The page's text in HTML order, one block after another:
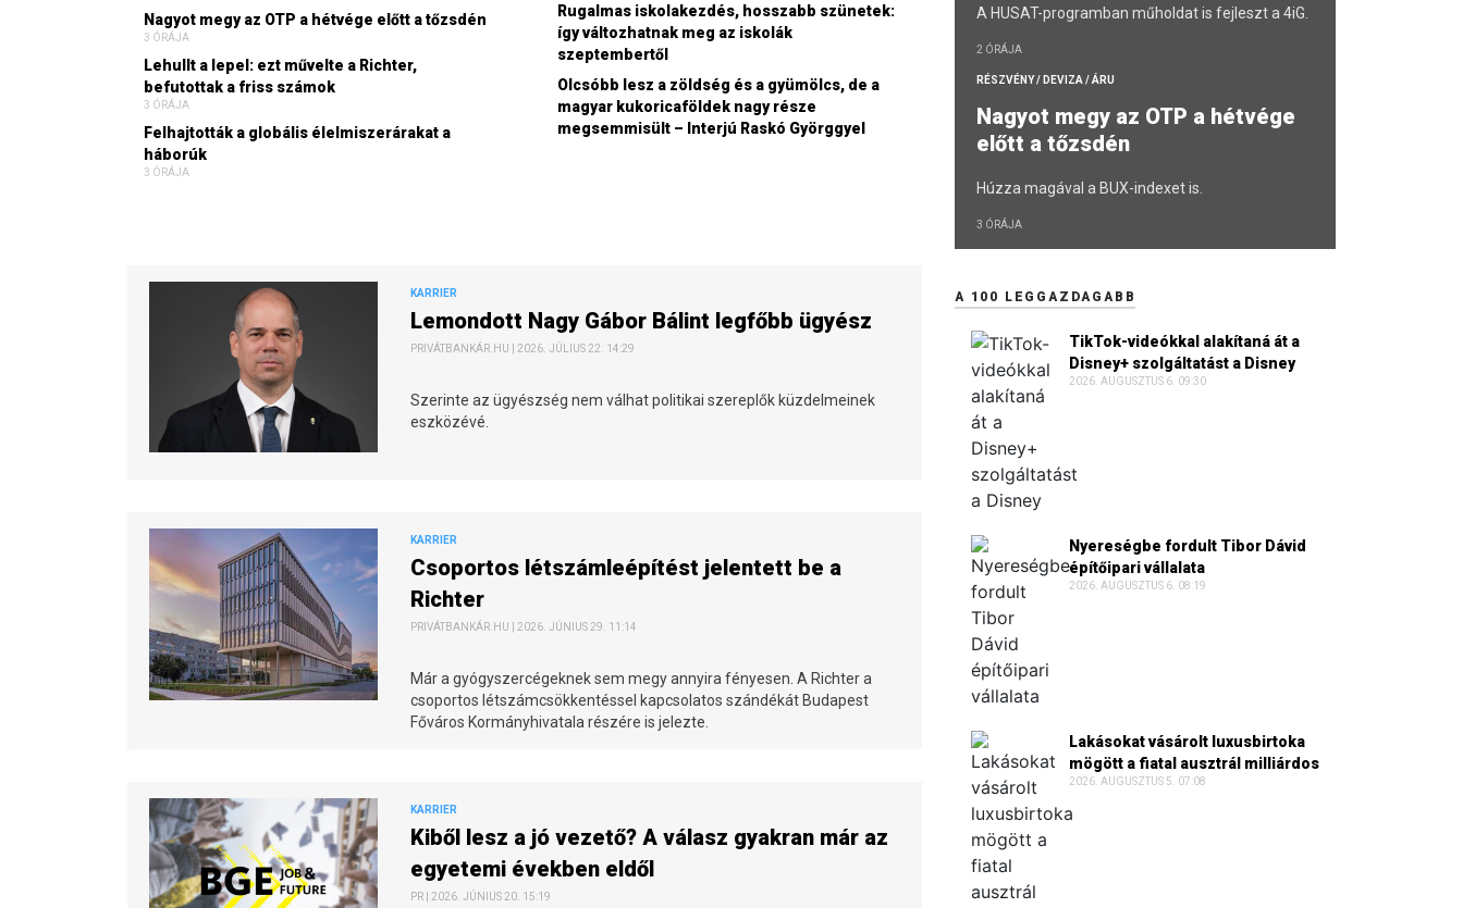
Nagyot megy az OTP a hétvége előtt a tőzsdén
3 ÓRÁJA
Lehullt a lepel: ezt művelte a Richter,
befutottak a friss számok
3 ÓRÁJA
Felhajtották a globális élelmiszerárakat a
háborúk
3 ÓRÁJA
Rugalmas iskolakezdés, hosszabb szünetek:
így változhatnak meg az iskolák
szeptembertől
Olcsóbb lesz a zöldség és a gyümölcs, de a
magyar kukoricaföldek nagy része
megsemmisült – Interjú Raskó Györggyel
KARRIER
Lemondott Nagy Gábor Bálint legfőbb ügyész
PRIVÁTBANKÁR.HU | 2026. JÚLIUS 22. 14:29
Szerinte az ügyészség nem válhat politikai szereplők küzdelmeinek
eszközévé.
KARRIER
Csoportos létszámleépítést jelentett be a
Richter
PRIVÁTBANKÁR.HU | 2026. JÚNIUS 29. 11:14
Már a gyógyszercégeknek sem megy annyira fényesen. A Richter a
csoportos létszámcsökkentéssel kapcsolatos szándékát Budapest
Főváros Kormányhivatala részére is jelezte.
KARRIER
Kiből lesz a jó vezető? A válasz gyakran már az
egyetemi években eldől
PR | 2026. JÚNIUS 20. 15:19
A HUSAT-programban műholdat is fejleszt a 4iG.
2 ÓRÁJA
RÉSZVÉNY / DEVIZA / ÁRU
Nagyot megy az OTP a hétvége
előtt a tőzsdén
Húzza magával a BUX-indexet is.
3 ÓRÁJA
A 100 LEGGAZDAGABB
TikTok-videókkal alakítaná át a
Disney+ szolgáltatást a Disney
2026. AUGUSZTUS 6. 09:30
Nyereségbe fordult Tibor Dávid
építőipari vállalata
2026. AUGUSZTUS 6. 08:19
Lakásokat vásárolt luxusbirtoka
mögött a fiatal ausztrál milliárdos
2026. AUGUSZTUS 5. 07:08